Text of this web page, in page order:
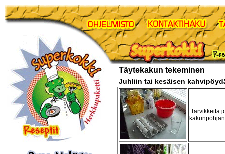
Täytekakun tekeminen
Juhliin tai kesäisen
Tarvikkeita